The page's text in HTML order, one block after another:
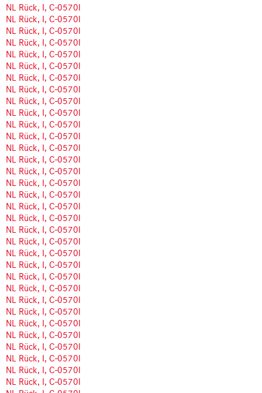
NL Rück, I, C-0570l
NL Rück, I, C-0570l
NL Rück, I, C-0570l
NL Rück, I, C-0570l
NL Rück, I, C-0570l
NL Rück, I, C-0570l
NL Rück, I, C-0570l
NL Rück, I, C-0570l
NL Rück, I, C-0570l
NL Rück, I, C-0570l
NL Rück, I, C-0570l
NL Rück, I, C-0570l
NL Rück, I, C-0570l
NL Rück, I, C-0570l
NL Rück, I, C-0570l
NL Rück, I, C-0570l
NL Rück, I, C-0570l
NL Rück, I, C-0570l
NL Rück, I, C-0570l
NL Rück, I, C-0570l
NL Rück, I, C-0570l
NL Rück, I, C-0570l
NL Rück, I, C-0570l
NL Rück, I, C-0570l
NL Rück, I, C-0570l
NL Rück, I, C-0570l
NL Rück, I, C-0570l
NL Rück, I, C-0570l
NL Rück, I, C-0570l
NL Rück, I, C-0570l
NL Rück, I, C-0570l
NL Rück, I, C-0570l
NL Rück, I, C-0570l